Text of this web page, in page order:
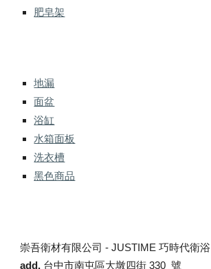
肥皂架
地漏
面盆
浴缸
水箱面板
洗衣槽
黑色商品
崇吾衛材有限公司 -JUSTIME 巧時代衛浴
add. 台中市南屯區大墩四街 330 號